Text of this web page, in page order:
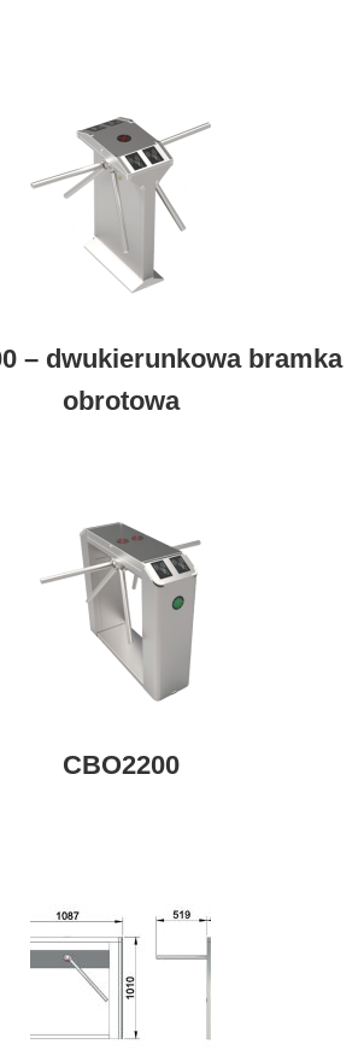
– dwukierunkowa bramka
obrotowa
CBO2200